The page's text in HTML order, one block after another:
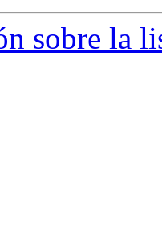
sobre la